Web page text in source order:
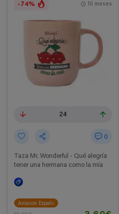
-74%
24
0
Taza Mr. Wonderful - Qué alegría
tener una hermana como la mía
10 meses
Amazon España